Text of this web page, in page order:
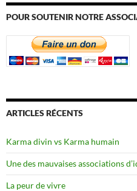
POUR SOUTENIR NOTRE
ARTICLES RÉCENTS
Karma divin vs Karma humain
Une des mauvaises associations
La peur de vivre